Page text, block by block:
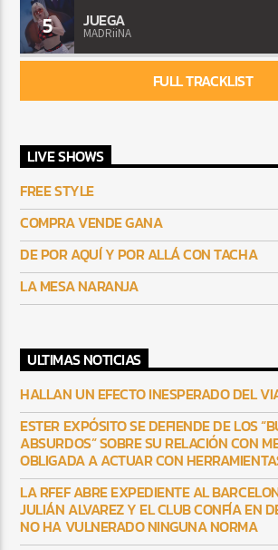
5 JUEGA
MADRiiNA
FULL TRACKLIST
LIVE SHOWS
FREE STYLE
COMPRA VENDE GANA
DE POR AQUÍ Y POR ALLÁ CON TACHA
LA MESA NARANJA
ULTIMAS NOTICIAS
HALLAN UN EFECTO INESPERADO DEL
ESTER EXPÓSITO SE DEFIENDE DE LOS
ABSURDOS” SOBRE SU RELACIÓN CON
OBLIGADA A ACTUAR CON
LA RFEF ABRE EXPEDIENTE AL
JULIÁN ALVAREZ Y EL CLUB CONFÍA EN
NO HA VULNERADO NINGUNA NORMA